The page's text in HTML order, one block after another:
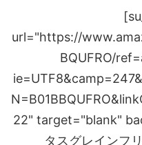
url="https://
BQUFRO/
22" target="blank"
タスグレインフ